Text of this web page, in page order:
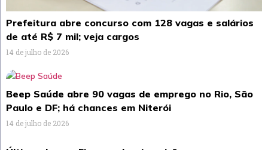
Prefeitura abre concurso com 128 vagas e salários
de até R$ 7 mil; veja cargos
14 de julho de 2026
Beep Saúde abre 90 vagas de emprego no Rio, São
Paulo e DF; há chances em Niterói
14 de julho de 2026